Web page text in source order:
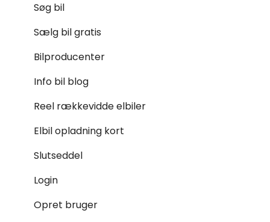
Søg bil
Sælg bil gratis
Bilproducenter
Info bil blog
Reel rækkevidde elbiler
Elbil opladning kort
Slutseddel
Login
Opret bruger